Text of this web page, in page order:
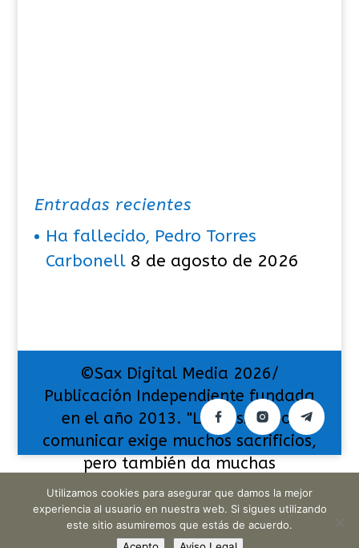
Entradas recientes
Ha fallecido, Pedro Torres
Carbonell 8 de agosto de 2026
©Sax Digital Media 2026/
Publicación Independiente fundada
en el año 2013. "La pasión por
comunicar exige muchos sacrificios,
pero también da muchas
satisfacciones".
Utilizamos cookies para asegurar que damos la mejor
experiencia al usuario en nuestra web. Si sigues utilizando
este sitio asumiremos que estás de acuerdo.